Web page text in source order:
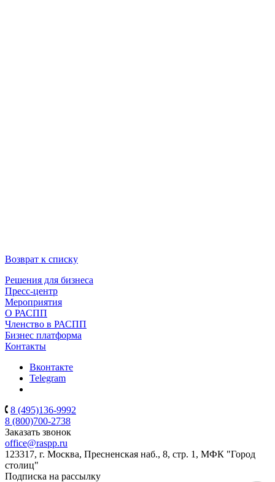
Возврат к списку
Решения для бизнеса
Пресс-центр
Мероприятия
О РАСПП
Членство в РАСПП
Бизнес платформа
Контакты
Вконтакте
Telegram
8 (495)136-9992
8 (800)700-2738
Заказать звонок
office@raspp.ru
123317, г. Москва, Пресненская наб., 8, стр. 1, МФК "Город
столиц"
Подписка на рассылку